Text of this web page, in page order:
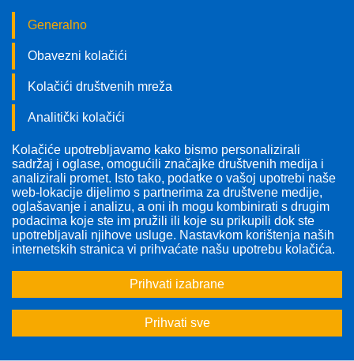
Pratite nas!
Odabrana tema: Sve teme
1 2 ... 6 > >>
Generalno
Obavezni kolačići
Kolačići društvenih mreža
Analitički kolačići
Kolačiće upotrebljavamo kako bismo personalizirali
sadržaj i oglase, omogućili značajke društvenih medija i
analizirali promet. Isto tako, podatke o vašoj upotrebi naše
web-lokacije dijelimo s partnerima za društvene medije,
oglašavanje i analizu, a oni ih mogu kombinirati s drugim
podacima koje ste im pružili ili koje su prikupili dok ste
upotrebljavali njihove usluge. Nastavkom korištenja naših
internetskih stranica vi prihvaćate našu upotrebu kolačića.
Prihvati izabrane
Prihvati sve